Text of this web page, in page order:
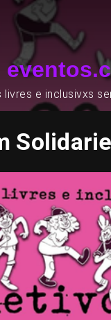
e inclusivxs